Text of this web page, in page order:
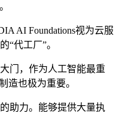
AI Foundations视为云服
“代工厂”。
，作为人工智能最重
造也极为重要。
力。能够提供大量执